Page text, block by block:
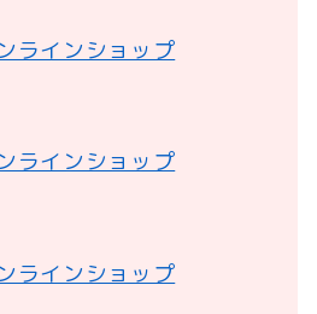
ラインショップ
ラインショップ
ラインショップ